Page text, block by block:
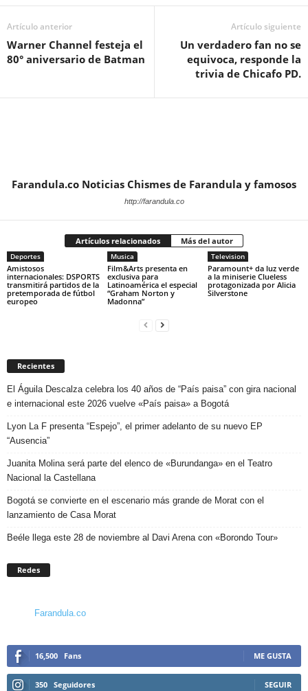
Artículo anterior
Warner Channel festeja el
80° aniversario de Batman
Artículo siguiente
Un verdadero fan no se
equivoca, responde la
trivia de Chicafo PD.
Farandula.co Noticias Chismes de Farandula y famosos
http://farandula.co
Artículos relacionados Más del autor
Deportes
Amistosos
internacionales: DSPORTS
transmitirá partidos de la
pretemporada de fútbol
europeo
Musica
Film&Arts presenta en
exclusiva para
Latinoamérica el especial
“Graham Norton y
Madonna”
Television
Paramount+ da luz verde
a la miniserie Clueless
protagonizada por Alicia
Silverstone
Recientes
El Águila Descalza celebra los 40 años de “País paisa” con gira nacional
e internacional este 2026 vuelve «País paisa» a Bogotá
Lyon La F presenta “Espejo”, el primer adelanto de su nuevo EP
“Ausencia”
Juanita Molina será parte del elenco de «Burundanga» en el Teatro
Nacional la Castellana
Bogotá se convierte en el escenario más grande de Morat con el
lanzamiento de Casa Morat
Beéle llega este 28 de noviembre al Davi Arena con «Borondo Tour»
Redes
Farandula.co
16,500 Fans ME GUSTA
350 Seguidores SEGUIR